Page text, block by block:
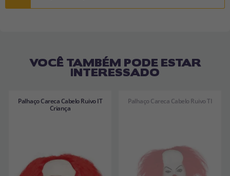
VOCÊ TAMBÉM PODE ESTAR
INTERESSADO
Palhaço Careca Cabelo Ruivo IT
Criança
Palhaço Careca Cabelo Ruivo TI